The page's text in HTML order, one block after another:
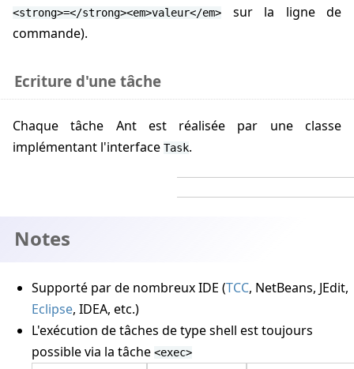
<strong>=</strong><em>valeur</em>
sur la ligne de
commande).
Ecriture d'une tâche
Chaque tâche Ant est réalisée par une classe
implémentant l'interface Task.
Notes
Supporté par de nombreux IDE (TCC, NetBeans, JEdit,
Eclipse, IDEA, etc.)
L'exécution de tâches de type shell est toujours
possible via la tâche <exec>